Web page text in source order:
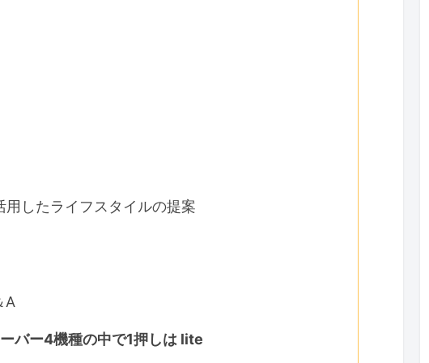
したライフスタイルの提案
A
バー4機種の中で1押しは lite